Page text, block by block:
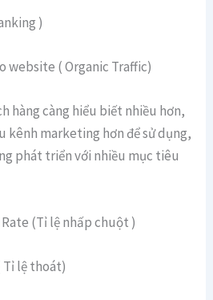
)
website ( Organic Traffic)
hàng càng hiểu biết nhiều hơn,
kênh marketing hơn để sử dụng,
phát triển với nhiều mục tiêu
(Tỉ lệ nhấp chuột )
Tỉ lệ thoát)